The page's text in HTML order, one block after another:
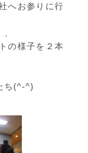
へお参りに行
の様子を２本
ち(^-^)